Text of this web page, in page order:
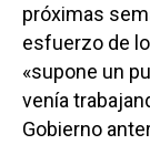
próximas
esfuerzo de
«supone un
venía
Gobierno